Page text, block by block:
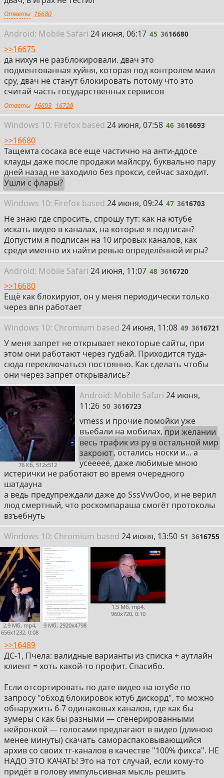
Ответы 16680
Android: Mobile Safari 45
24 июня, 06:17 45 3616680
>>16675
да нихуя не разблокировали. двач это
подментованная хуйня, которая под контролем маил
сру, двач не станут блокировать потому что это
считай часть государственных сервисов
Ответы 16693 16720
Windows 10: Firefox based 46
24 июня, 07:58 46 3616693
>>16680
Тащемта сосака все еще частично на анти-ддосе
клауды даже после продажи майлсру, буквально пару
дней назад не заходило без прокси, сейчас заходит.
Ушли с флары?
Windows 10: Firefox based 47
24 июня, 09:24 47 3616703
Не знаю где спросить, спрошу тут: как на ютубе
искать видео в каналах, на которые я подписан?
Допустим я подписан на 10 игровых каналов, как
среди именно их найти ревью определённой игры?
Android: Mobile Safari 48
24 июня, 11:07 48 3616720
>>16680
Ещё как блокируют, он у меня периодически только
через впн работает
Windows 10: Chromium based 49
24 июня, 11:08 49 3616721
У меня запрет не открывает некоторые сайты, при
этом они работают через гудбай. Приходится туда-
сюда переключаться постоянно. Как сделать чтобы
они через запрет открывались?
76 Кб, 512x512
Android: Mobile Safari 50
24 июня,
11:26 50 3616723
vmess и прочие помойки уже
въебали на мобилах, при желании
весь трафик из ру в остальной мир
закроют, остались носки и... а
усееееё, даже любимые мною
истерички не работают во время очередного
шатдауна
а ведь предупреждали даже до SssVvvOoo, и не верил
люд смертный, что роскомпapaша смогёт протоколы
взъебнуть
Windows 10: Chromium based 51
24 июня, 13:50 51 3616755
2,9 Мб, mp4,
656x1232, 0:08
9 Мб, 2920x4798
1,5 Мб, mp4,
960x720, 0:10
>>16489
ДС-1, Пчела: валидные варианты из списка + аутлайн
клиент = хоть какой-то профит. Спасибо.
Если отсортировать по дате видео на ютубе по
запросу "обход блокировок ютуб дискорд", то можно
обнаружить 6-7 одинаковых каналов, где как бы
зумеры с как бы разными — сгенерированными
нейронкой — голосами предлагают в видео (длиною
менее минуты) скачать самораспаковывающийся
архив со своих тг-каналов в качестве "100% фикса". НЕ
НАДО ЭТО КАЧАТЬ! Это на тот случай, если кому-то
придёт в голову импульсивная мысль решить